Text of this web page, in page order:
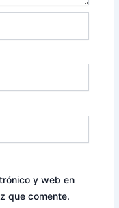
y web en
que comente.